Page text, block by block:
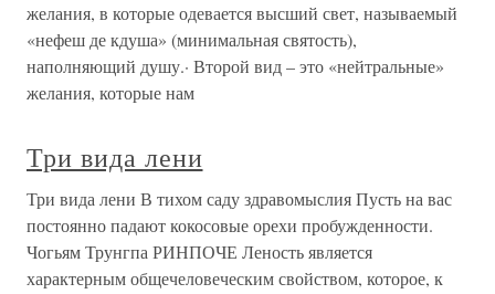
желания, в которые одевается высший свет, называемый
«нефеш де кдуша» (минимальная святость),
наполняющий душу.· Второй вид – это «нейтральные»
желания, которые нам
Три вида лени
Три вида лени В тихом саду здравомыслия Пусть на вас
постоянно падают кокосовые орехи пробужденности.
Чогьям Трунгпа РИНПОЧЕ Леность является
характерным общечеловеческим свойством, которое, к